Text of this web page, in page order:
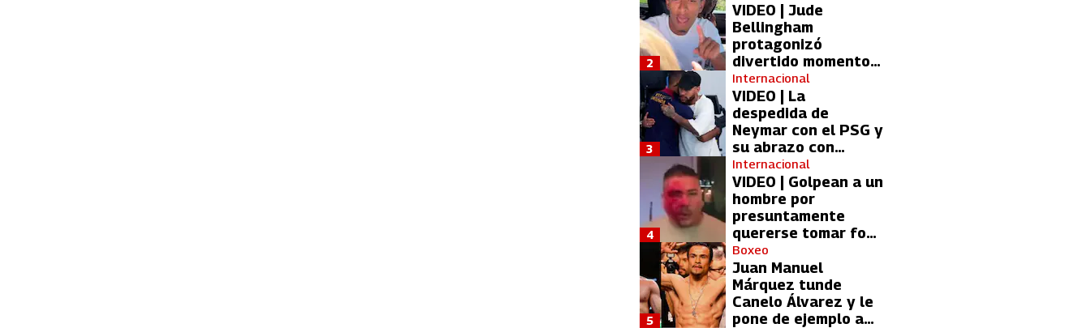
VIDEO | Jude
Bellingham
protagonizó
divertido momento
con aficionada del
Real Madrid
2
Internacional
VIDEO | La
despedida de
Neymar con el PSG y
su abrazo con
Kylian Mbappé
3
Internacional
VIDEO | Golpean a un
hombre por
presuntamente
quererse tomar foto
con Lionel Messi
4
Boxeo
Juan Manuel
Márquez tunde
Canelo Álvarez y le
pone de ejemplo a
5